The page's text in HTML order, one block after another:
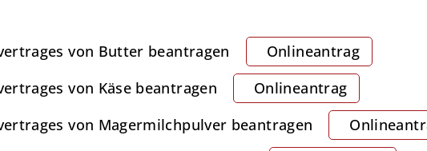
von Butter beantragen
Onlineantrag
von Käse beantragen
Onlineantrag
von Magermilchpulver beantragen